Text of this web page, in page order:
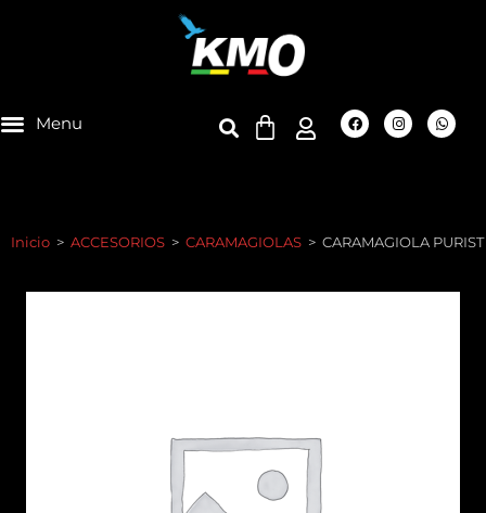
Inicio > ACCESORIOS > CARAMAGIOLAS > CARAMAGIOLA